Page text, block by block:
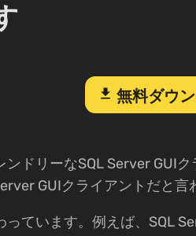
download 無料ダウ
ドリーなSQL Server GUI
GUIクライアントだと言
ています。例えば、SQL